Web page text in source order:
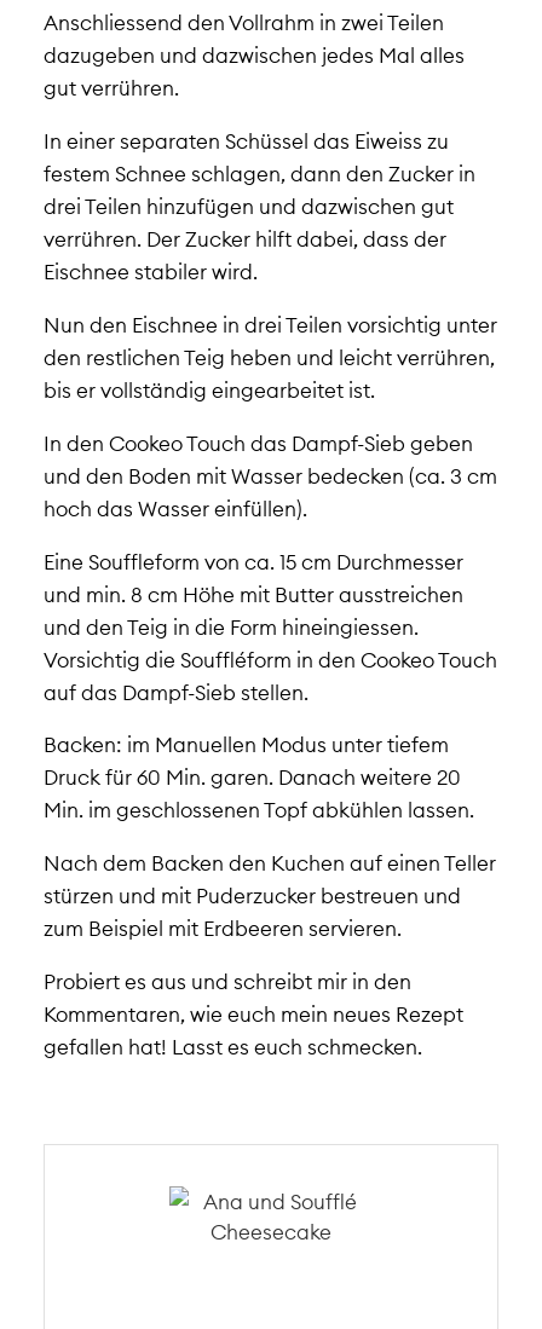
Anschliessend den Vollrahm in zwei Teilen
dazugeben und dazwischen jedes Mal alles
gut verrühren.
In einer separaten Schüssel das Eiweiss zu
festem Schnee schlagen, dann den Zucker in
drei Teilen hinzufügen und dazwischen gut
verrühren. Der Zucker hilft dabei, dass der
Eischnee stabiler wird.
Nun den Eischnee in drei Teilen vorsichtig unter
den restlichen Teig heben und leicht verrühren,
bis er vollständig eingearbeitet ist.
In den Cookeo Touch das Dampf-Sieb geben
und den Boden mit Wasser bedecken (ca. 3 cm
hoch das Wasser einfüllen).
Eine Souffleform von ca. 15 cm Durchmesser
und min. 8 cm Höhe mit Butter ausstreichen
und den Teig in die Form hineingiessen.
Vorsichtig die Souffléform in den Cookeo Touch
auf das Dampf-Sieb stellen.
Backen: im Manuellen Modus unter tiefem
Druck für 60 Min. garen. Danach weitere 20
Min. im geschlossenen Topf abkühlen lassen.
Nach dem Backen den Kuchen auf einen Teller
stürzen und mit Puderzucker bestreuen und
zum Beispiel mit Erdbeeren servieren.
Probiert es aus und schreibt mir in den
Kommentaren, wie euch mein neues Rezept
gefallen hat! Lasst es euch schmecken.